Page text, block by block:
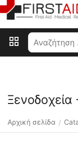
Ξενοδοχεία
Αρχική σελίδα /